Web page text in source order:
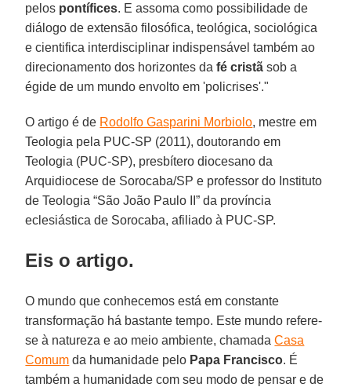
pelos pontífices. E assoma como possibilidade de
diálogo de extensão filosófica, teológica, sociológica
e cientifica interdisciplinar indispensável também ao
direcionamento dos horizontes dafé cristã sob a
égide de um mundo envolto em 'policrises'."
O artigo é de Rodolfo Gasparini Morbiolo, mestre em
Teologia pela PUC-SP (2011), doutorando em
Teologia (PUC-SP), presbítero diocesano da
Arquidiocese de Sorocaba/SP e professor do Instituto
de Teologia “São João Paulo II” da província
eclesiástica de Sorocaba, afiliado à PUC-SP.
Eis o artigo.
O mundo que conhecemos está em constante
transformação há bastante tempo. Este mundo refere-
se à natureza e ao meio ambiente, chamadaCasa
Comum da humanidade pelo Papa Francisco. É
também a humanidade com seu modo de pensar e de